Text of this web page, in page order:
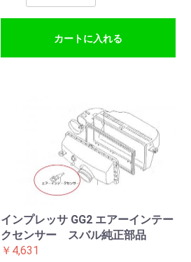
カートに入れる
インプレッサ GG2 エアーインテー
クセンサー スバル純正部品
￥4,631